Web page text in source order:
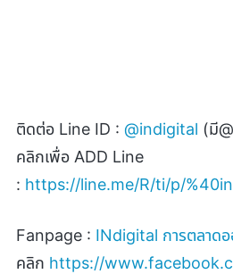
ติดต่อ Line ID : @indigital (มี@
คลิกเพื่อ ADD Line
: https://line.me/R/ti/p/
Fanpage : INdigital การตลาด
คลิก https://